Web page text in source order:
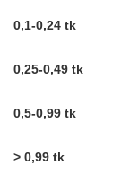
0,1-0,24 tk
0,25-0,49 tk
0,5-0,99 tk
> 0,99 tk